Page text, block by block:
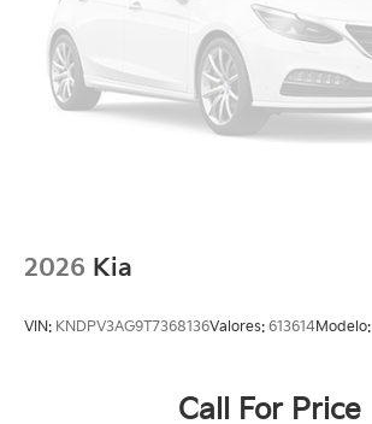
2026 Kia
VIN: KNDPV3AG9T7368136Valores: 613614Modelo:
Call For Price